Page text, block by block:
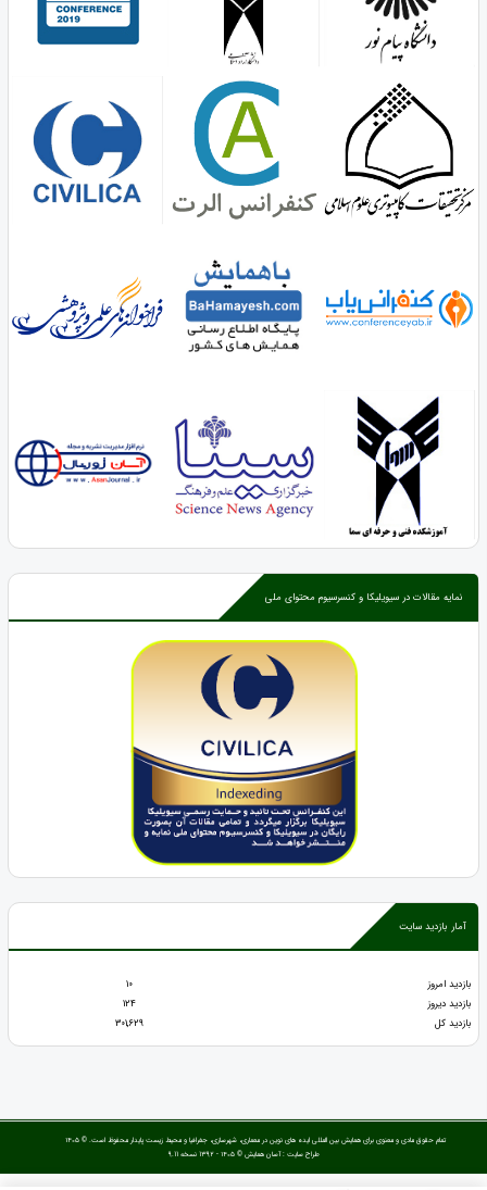
نمایه مقالات در سیویلیکا و کنسرسیوم محتوای ملی
آمار بازدید سایت
بازدید امروز
10
بازدید دیروز
124
بازدید کل
301,629
تمام حقوق مادی و معنوی برای همایش بین المللی ایده های نوین در معماری، شهرسازی، جغرافیا و محیط زیست پایدار محفوظ است. © ۱۴۰۵
طراح سایت :آسان همایش © ۱۴۰۵ - 1392 نسخه 9.11